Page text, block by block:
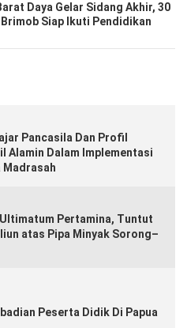
Daya Gelar Sidang Akhir, 30
Siap Ikuti Pendidikan
Pancasila Dan Profil
Alamin Dalam Implementasi
Madrasah
Pertamina, Tuntut
atas Pipa Minyak Sorong–
Peserta Didik Di Papua